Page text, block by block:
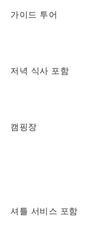
가이드 투어
저녁 식사 포함
캠핑장
셔틀 서비스 포함